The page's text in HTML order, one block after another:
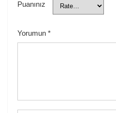
Puanınız
Yorumun *